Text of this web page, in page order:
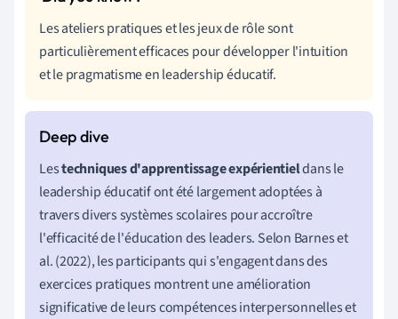
Les ateliers pratiques et les jeux de rôle sont
particulièrement efficaces pour développer l'intuition
et le pragmatisme en leadership éducatif.
Lestechniques d'apprentissage expérientieldans le
leadership éducatif ont été largement adoptées à
travers divers systèmes scolaires pour accroître
l'efficacité de l'éducation des leaders. Selon Barnes et
al. (2022), les participants qui s'engagent dans des
exercices pratiques montrent une amélioration
significative de leurs compétences interpersonnelles et